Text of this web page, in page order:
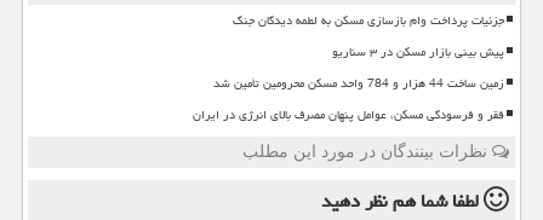
جزئیات پرداخت وام بازسازی مسکن به لطمه دیدگان جنگ
پیش بینی بازار مسکن در ۳ سناریو
زمین ساخت 44 هزار و 784 واحد مسکن محرومین تأمین شد
فقر و فرسودگی مسکن، عوامل پنهان مصرف بالای انرژی در ایران
نظرات بینندگان در مورد این مطلب
لطفا شما همنظر دهید